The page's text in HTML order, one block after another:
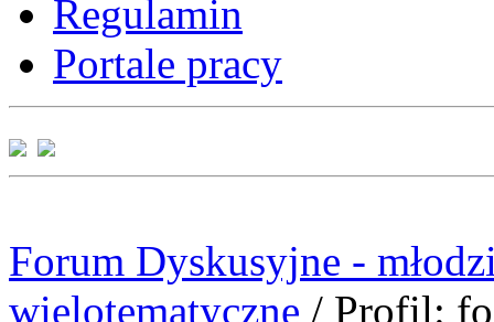
Regulamin
Portale pracy
Forum Dyskusyjne -
wielotematyczne / Profil: